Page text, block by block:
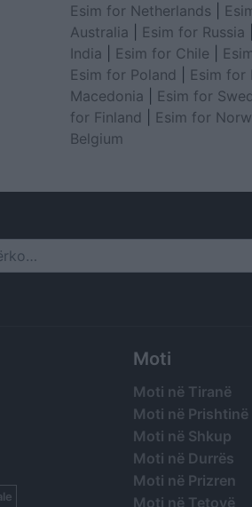
Esim for Netherlands
Australia
Esim for Russia
India
Esim for Chile
Esim for Poland
Esim for
Macedonia
Esim for
for Finland
Esim for
Belgium
Moti
Moti në Tiranë
Moti në Prishtinë
Moti në Shkup
Moti në Durrës
Moti në Prizren
Moti në Tetovë